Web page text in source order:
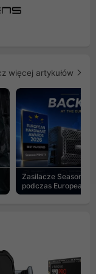
więcej artykułów
Zasilacze Seasonic
podczas European